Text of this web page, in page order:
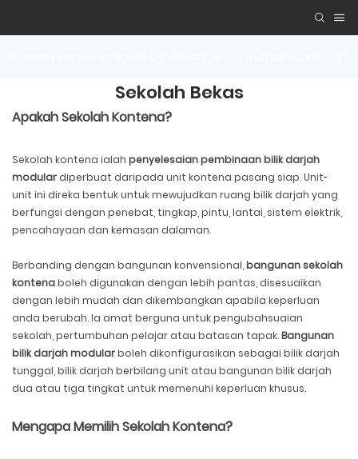
Sekolah Bekas
Apakah Sekolah Kontena?
Sekolah kontena ialah penyelesaian pembinaan bilik darjah
modular diperbuat daripada unit kontena pasang siap. Unit-
unit ini direka bentuk untuk mewujudkan ruang bilik darjah yang
berfungsi dengan penebat, tingkap, pintu, lantai, sistem elektrik,
pencahayaan dan kemasan dalaman.
Berbanding dengan bangunan konvensional, bangunan sekolah
kontenaboleh digunakan dengan lebih pantas, disesuaikan
dengan lebih mudah dan dikembangkan apabila keperluan
anda berubah. Ia amat berguna untuk pengubahsuaian
sekolah, pertumbuhan pelajar atau batasan tapak.Bangunan
bilik darjah modularboleh dikonfigurasikan sebagai bilik darjah
tunggal, bilik darjah berbilang unit atau bangunan bilik darjah
dua atau tiga tingkat untuk memenuhi keperluan khusus.
Mengapa Memilih Sekolah Kontena?